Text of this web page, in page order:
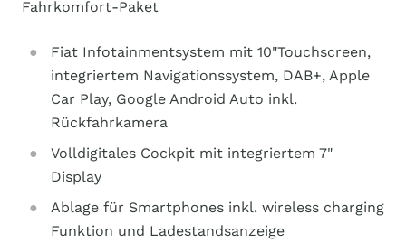
Fahrkomfort-Paket
Fiat Infotainmentsystem mit 10"Touchscreen,
integriertem Navigationssystem, DAB+, Apple
Car Play, Google Android Auto inkl.
Rückfahrkamera
Volldigitales Cockpit mit integriertem 7"
Display
Ablage für Smartphones inkl. wireless charging
Funktion und Ladestandsanzeige